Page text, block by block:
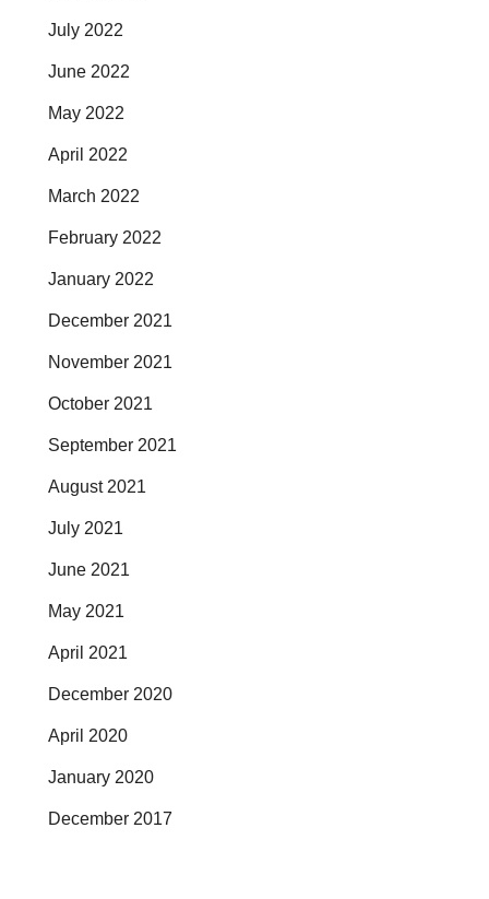
July 2022
June 2022
May 2022
April 2022
March 2022
February 2022
January 2022
December 2021
November 2021
October 2021
September 2021
August 2021
July 2021
June 2021
May 2021
April 2021
December 2020
April 2020
January 2020
December 2017